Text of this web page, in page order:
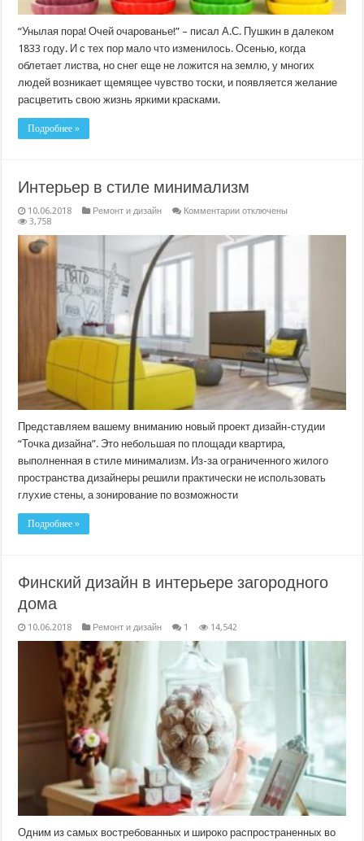
“Унылая пора! Очей очарованье!” – писал А.С. Пушкин в далеком
1833 году. И с тех пор мало что изменилось. Осенью, когда
облетает листва, но снег еще не ложится на землю, у многих
людей возникает щемящее чувство тоски, и появляется желание
расцветить свою жизнь яркими красками.
Подробнее »
Интерьер в стиле минимализм
10.06.2018 Ремонт и дизайн Комментариик
в
отключены
3,758
Представляем вашему вниманию новый проект дизайн-студии
“Точка дизайна”. Это небольшая по площади квартира,
выполненная в стиле минимализм. Из-за ограниченного жилого
пространства дизайнеры решили практически не использовать
глухие стены, а зонирование по возможности
Подробнее »
Финский дизайн в интерьере загородного
дома
10.06.2018 Ремонт и дизайн 1 14,542
Одним из самых востребованных и широко распространенных во